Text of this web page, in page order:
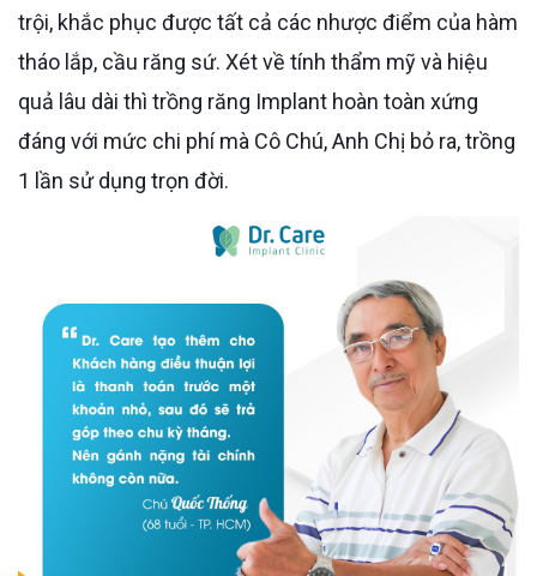
trội, khắc phục được tất cả các nhược điểm của hàm
tháo lắp, cầu răng sứ. Xét về tính thẩm mỹ và hiệu
quả lâu dài thì trồng răng Implant hoàn toàn xứng
đáng với mức chi phí mà Cô Chú, Anh Chị bỏ ra, trồng
1 lần sử dụng trọn đời.